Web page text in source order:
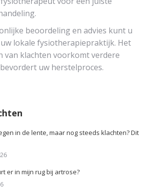
beoordeling en advies kunt u
lokale fysiotherapiepraktijk. Het
van klachten voorkomt verdere
uw herstelproces.
in de lente, maar nog steeds klachten? Dit
er in mijn rug bij artrose?